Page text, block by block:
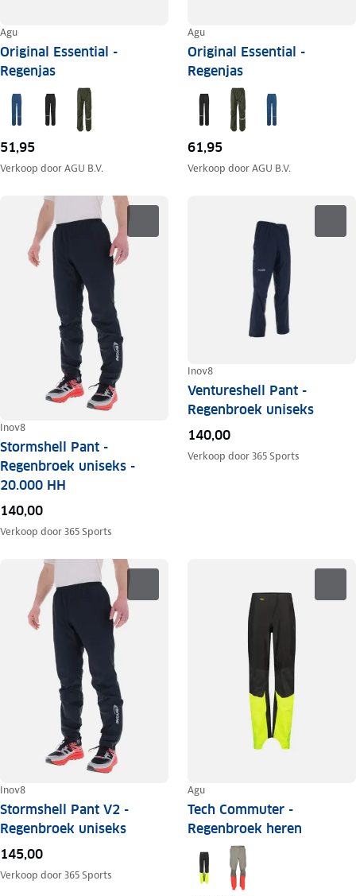
Agu
Original Essential -
Regenjas
51,95
Verkoop doorAGU B.V.
Agu
Original Essential -
Regenjas
61,95
Verkoop doorAGU B.V.
Inov8
Stormshell Pant -
Regenbroek uniseks -
20.000 HH
140,00
Verkoop door365 Sports
Inov8
Ventureshell Pant -
Regenbroek uniseks
140,00
Verkoop door365 Sports
Inov8
Stormshell Pant V2 -
Regenbroek uniseks
145,00
Verkoop door365 Sports
Agu
Tech Commuter -
Regenbroek heren